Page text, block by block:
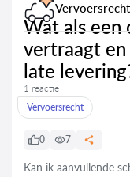
Vervoersrecht
Wat als een
vertraagt
late
1 reactie
Vervoersrecht
0 7
Kan ik aanvullende